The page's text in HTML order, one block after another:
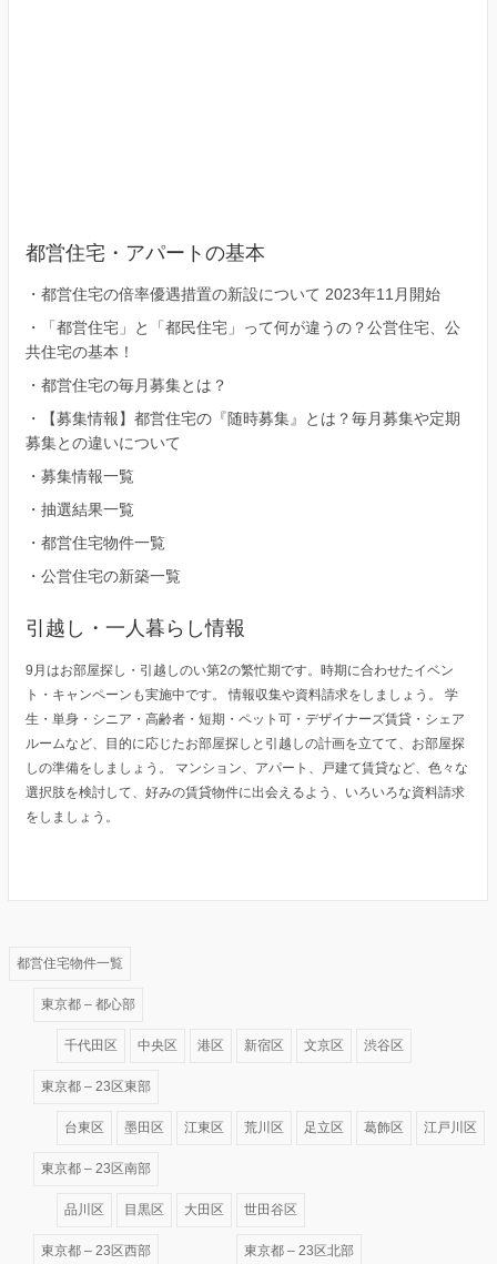
都営住宅・アパートの基本
・ 都営住宅の倍率優遇措置の新設について 2023年11月開始
・
「都営住宅」と「都民住宅」って何が違うの？公営住宅、公
共住宅の基本！
・ 都営住宅の毎月募集とは？
・
【募集情報】都営住宅の『随時募集』とは？毎月募集や定期
募集との違いについて
・ 募集情報一覧
・ 抽選結果一覧
・ 都営住宅物件一覧
・ 公営住宅の新築一覧
引越し・一人暮らし情報
9月はお部屋探し・引越しのい第2の繁忙期です。時期に合わせたイベン
ト・キャンペーンも実施中です。 情報収集や資料請求をしましょう。 学
生・単身・シニア・高齢者・短期・ペット可・デザイナーズ賃貸・シェア
ルームなど、目的に応じたお部屋探しと引越しの計画を立てて、お部屋探
しの準備をしましょう。 マンション、アパート、戸建て賃貸など、色々な
選択肢を検討して、好みの賃貸物件に出会えるよう、いろいろな資料請求
をしましょう。
都営住宅物件一覧
東京都 – 都心部
千代田区 中央区 港区 新宿区 文京区 渋谷区
東京都 – 23区東部
台東区 墨田区 江東区 荒川区 足立区 葛飾区 江戸川区
東京都 – 23区南部
品川区 目黒区 大田区 世田谷区
東京都 – 23区西部 東京都 – 23区北部